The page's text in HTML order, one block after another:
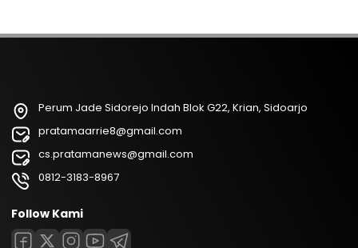
Perum Jade Sidorejo Indah Blok G22, Krian, Sidoarjo
pratamaarrie8@gmail.com
cs.pratamanews@gmail.com
0812-3183-8967
Follow Kami